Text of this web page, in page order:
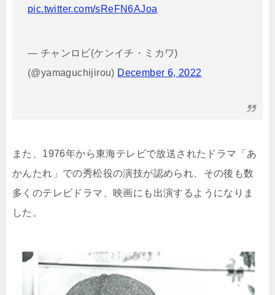
pic.twitter.com/sReFN6AJoa
— チャンロビ(ケンイチ・ミカワ)
(@yamaguchijirou) December 6, 2022
また、1976年から東海テレビで放送されたドラマ「あ
かんたれ」での秀松役の演技が認められ、その後も数
多くのテレビドラマ、映画にも出演するようになりま
した。